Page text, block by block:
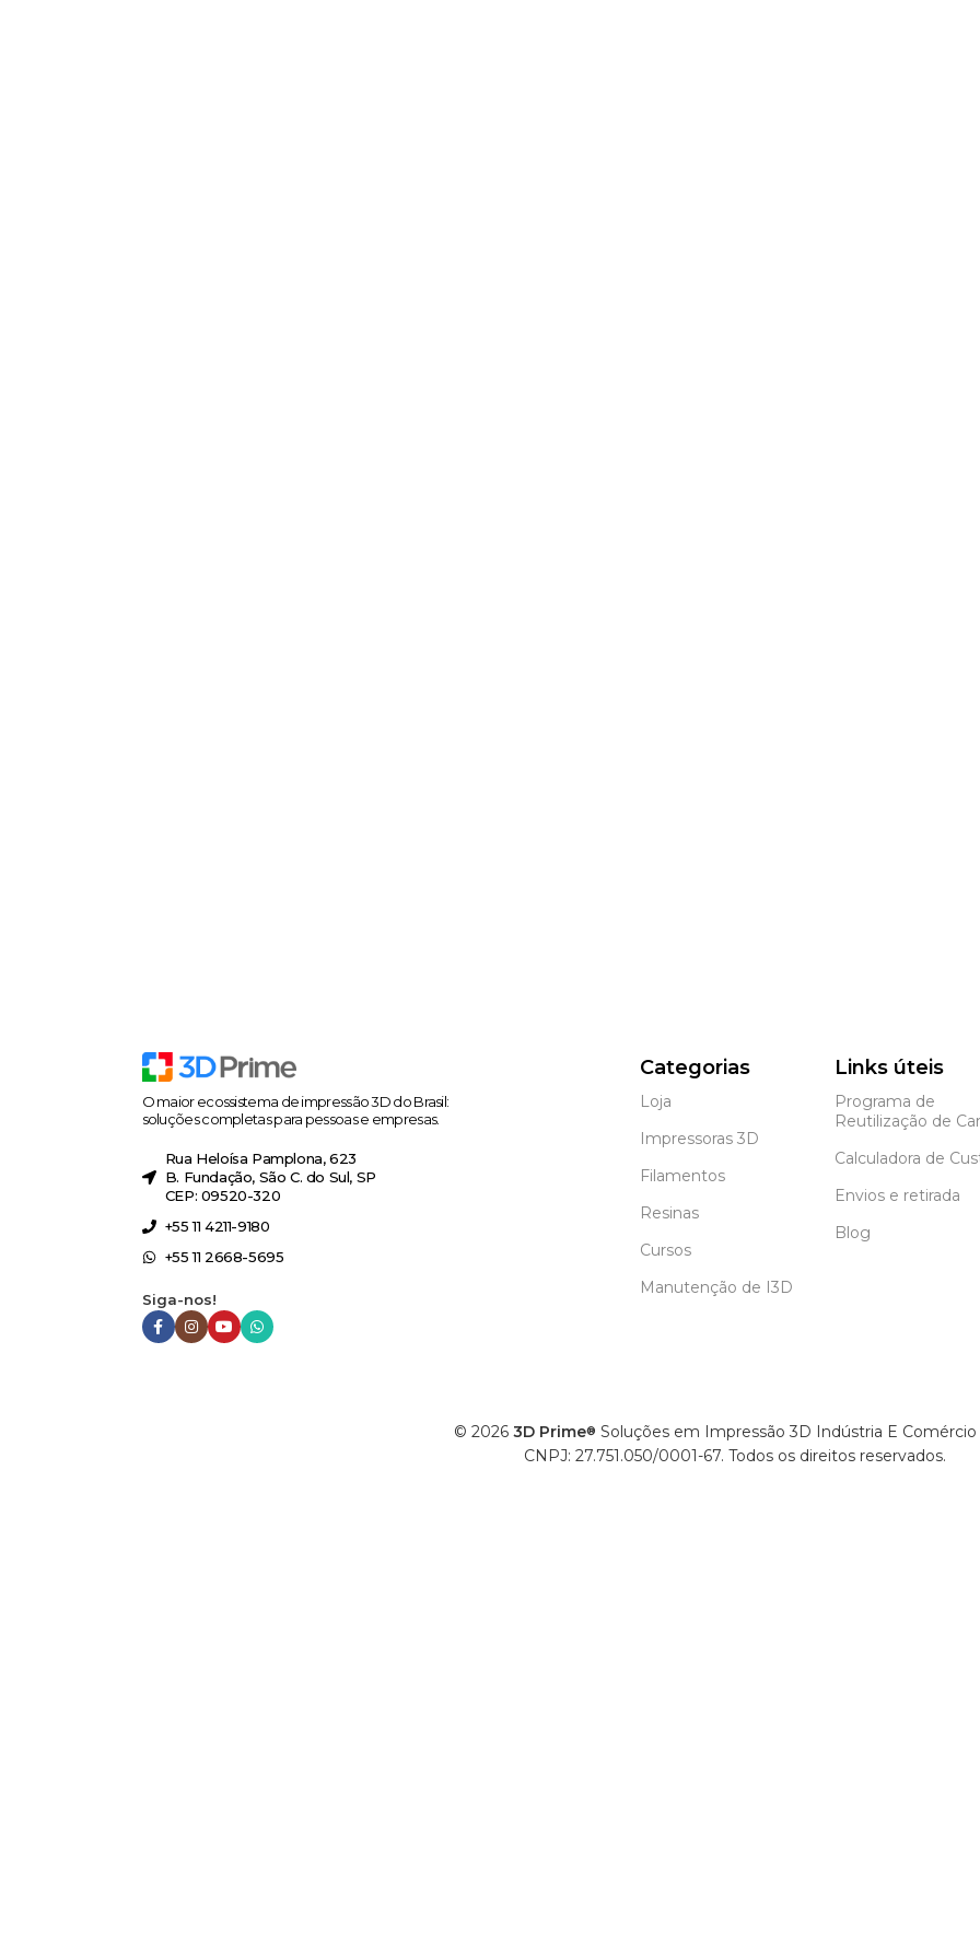
O maior ecossistema de impressão 3D do Brasil:
soluções completas para pessoas e empresas.
Rua Heloísa Pamplona, 623
B. Fundação, São C. do Sul, SP
CEP: 09520-320
+55 11 4211-9180
+55 11 2668-5695
Siga-nos!
Categorias
Loja
Impressoras 3D
Filamentos
Resinas
Cursos
Manutenção de I3D
Links úteis
Programa de
Reutilização de
Calculadora de
Envios e retirada
Blog
© 2026 3D Prime® Soluções em Impressão 3D Indústria E
CNPJ: 27.751.050/0001-67. Todos os direitos reservados.